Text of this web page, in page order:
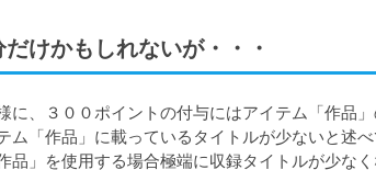
けかもしれないが・・・
に、３００ポイントの付与にはアイテム「作品」
ム「作品」に載っているタイトルが少ないと述べ
品」を使用する場合極端に収録タイトルが少なく